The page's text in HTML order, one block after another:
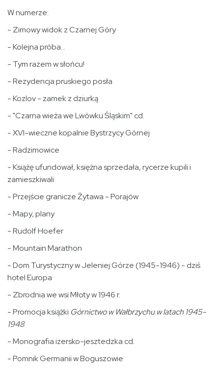
W numerze:
- Zimowy widok z Czarnej Góry
- Kolejna próba...
- Tym razem w słońcu!
- Rezydencja pruskiego posła
- Kozlov - zamek z dziurką
- "Czarna wieża we Lwówku Śląskim" cd.
- XVI-wieczne kopalnie Bystrzycy Górnej
- Radzimowice
- Książę ufundował, księżna sprzedała, rycerze kupili i
zamieszkiwali
- Przejście granicze Żytawa - Porajów
- Mapy, plany
- Rudolf Hoefer
- Mountain Marathon
- Dom Turystyczny w Jeleniej Górze (1945-1946) - dziś
hotel Europa
- Zbrodnia we wsi Młoty w 1946 r.
- Promocja książki Górnictwo w Wałbrzychu w latach 1945-
1948
- Monografia izersko-jesztedzka cd.
- Pomnik Germanii w Boguszowie